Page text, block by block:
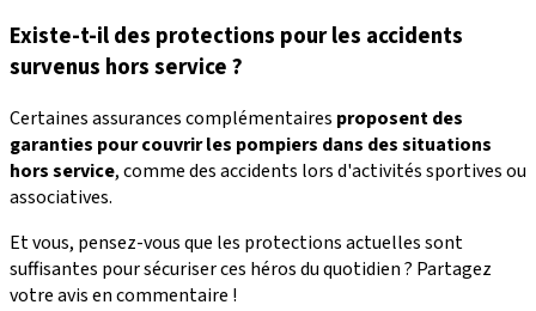
Existe-t-il des protections pour les accidents
survenus hors service ?
Certaines assurances complémentaires proposent des
garanties pour couvrir les pompiers dans des situations
hors service, comme des accidents lors d'activités sportives ou
associatives.
Et vous, pensez-vous que les protections actuelles sont
suffisantes pour sécuriser ces héros du quotidien ? Partagez
votre avis en commentaire !